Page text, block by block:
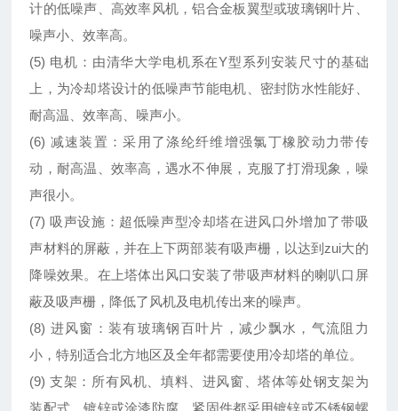
计的低噪声、高效率风机，铝合金板翼型或玻璃钢叶片、
噪声小、效率高。
(5) 电机：由清华大学电机系在Y型系列安装尺寸的基础
上，为冷却塔设计的低噪声节能电机、密封防水性能好、
耐高温、效率高、噪声小。
(6) 减速装置：采用了涤纶纤维增强氯丁橡胶动力带传
动，耐高温、效率高，遇水不伸展，克服了打滑现象，噪
声很小。
(7) 吸声设施：超低噪声型冷却塔在进风口外增加了带吸
声材料的屏蔽，并在上下两部装有吸声栅，以达到zui大的
降噪效果。在上塔体出风口安装了带吸声材料的喇叭口屏
蔽及吸声栅，降低了风机及电机传出来的噪声。
(8) 进风窗：装有玻璃钢百叶片，减少飘水，气流阻力
小，特别适合北方地区及全年都需要使用冷却塔的单位。
(9) 支架：所有风机、填料、进风窗、塔体等处钢支架为